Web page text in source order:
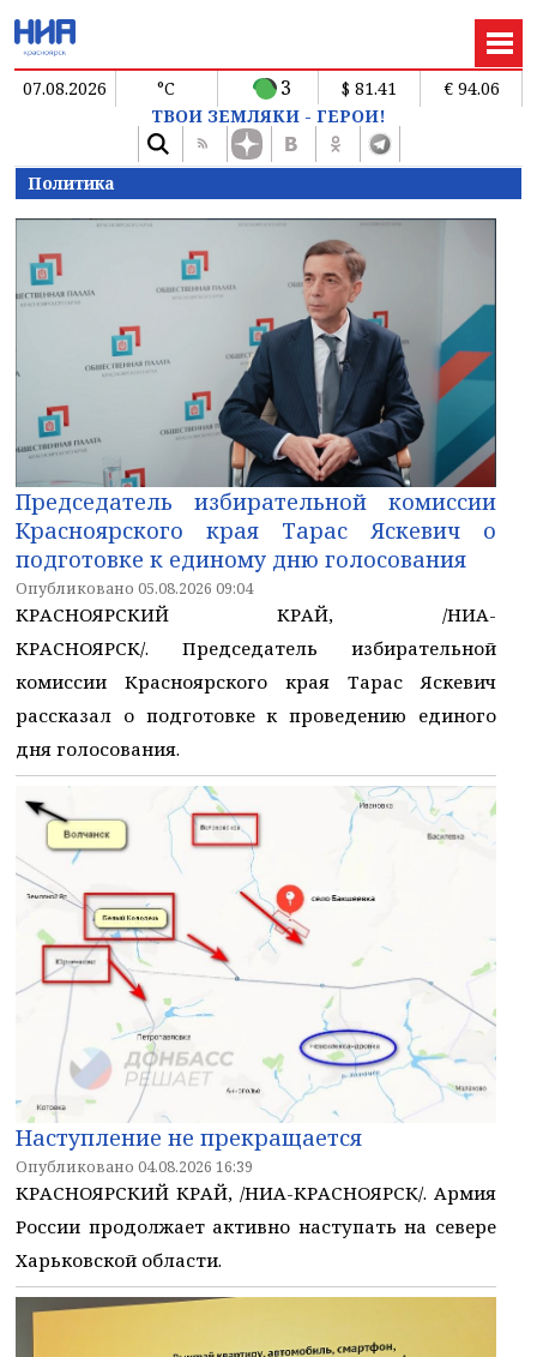
07.08.2026 °C 3 $ 81.41
€ 94.06
ТВОИ ЗЕМЛЯКИ - ГЕРОИ!
Политика
Председатель избирательной комиссии
Красноярского края Тарас Яскевич о
подготовке к единому дню голосования
Опубликовано 05.08.2026 09:04
КРАСНОЯРСКИЙ КРАЙ, /НИА-
КРАСНОЯРСК/. Председатель избирательной
комиссии Красноярского края Тарас Яскевич
рассказал о подготовке к проведению единого
дня голосования.
Наступление не прекращается
Опубликовано 04.08.2026 16:39
КРАСНОЯРСКИЙ КРАЙ, /НИА-КРАСНОЯРСК/. Армия
России продолжает активно наступать на севере
Харьковской области.